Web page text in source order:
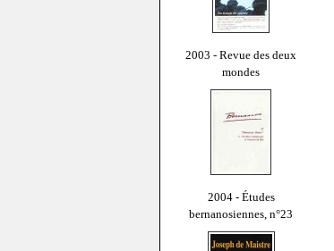
2003 - Revue des deux
mondes
2004 - Études
bernanosiennes, n°23